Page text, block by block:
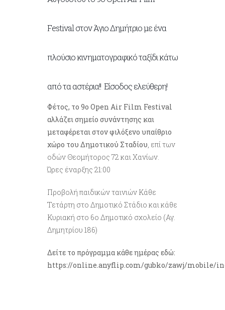
Festival στον Άγιο Δημήτριο με ένα
πλούσιο κινηματογραφικό ταξίδι κάτω
από τα αστέρια!! Είσοδος ελεύθερη!
Φέτος, το 9ο Open Air Film Festival
αλλάζει σημείο συνάντησης και
μεταφέρεται στον φιλόξενο υπαίθριο
χώρο του Δημοτικού Σταδίου , επί των
οδών Θεομήτορος 72 και Χανίων
Ώρες έναρξης 21:00
Προβολή παιδικών ταινιών Κάθε
Τετάρτη στο Δημοτικό Στάδιο και κάθε
Κυριακή στο 6ο Δημοτικό σχολείο (Αγ.
Δημητρίου 186)
Δείτε το πρόγραμμα κάθε ημέρας εδώ:
https://online.anyflip.com/gubko/zawj/mobile/